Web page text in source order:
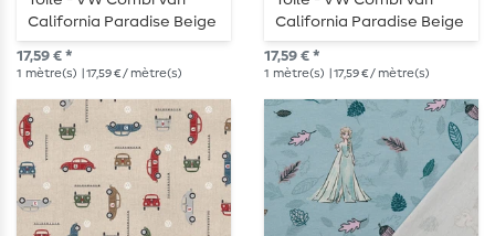
California Paradise Beige
Bleu pétrole
17,59 € *
1 mètre(s) | 17,59 € / mètre(s)
California Paradise Beige
Rouge aspect lin
17,59 € *
1 mètre(s) | 17,59 € / mètre(s)